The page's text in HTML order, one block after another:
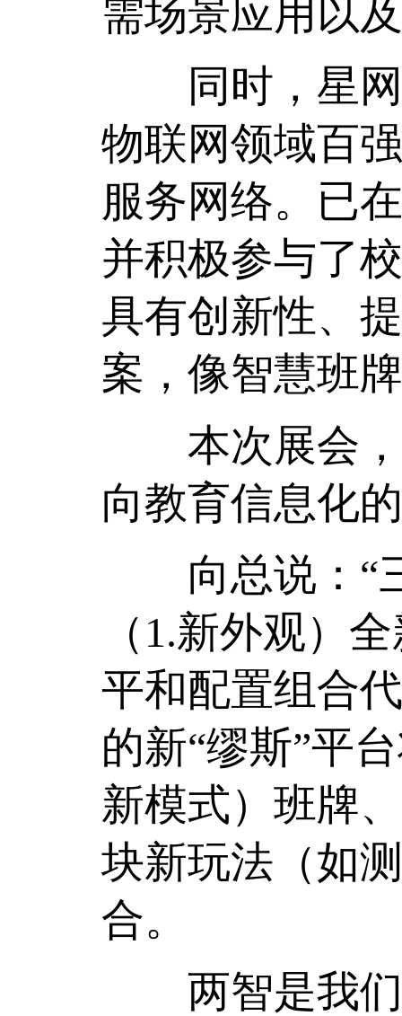
需场景应用以
同时，星网
物联网领域百
服务网络。已
并积极参与了
具有创新性、
案，像智慧班
本次展会，
向教育信息化
向总说：“三
（1.新外观）
平和配置组合
的新“缪斯”平
新模式）班牌
块新玩法（如
合。
两智是我们